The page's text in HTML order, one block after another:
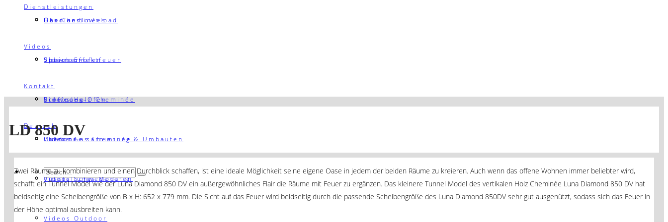
Händler Download
Gas-Cheminées
Speicher-ofen
Schweden-Ofen
Outdoor
Ausstellungs Modelle
Dienstleistungen
Über uns
Showroom
Eröffnung
Cheminée sarnierung & Umbauten
Videos
Videos Effektfeuer
Videos Holz Cheminée
Videos Gas Cheminée
Videos Schwedenöfen
Videos Outdoor
Kontakt
Deutsch
LD 850 DV
Zwei Räume zu kombinieren und einen Durchblick schaffen, ist eine ideale Möglichkeit seine eigene Oase in jedem der beiden Räume zu kreieren. Auch wenn das offene Wohnen immer beliebter wird,
schafft ein Tunnel Model wie der Luna Diamond 850 DV ein außergewöhnliches Flair die Räume mit Feuer zu ergänzen. Das kleinere Tunnel Model des vertikalen Holz Cheminée Luna Diamond 850 DV hat
beidseitig eine Scheibengröße von B x H: 652 x 779 mm. Die Sicht auf das Feuer wird beidseitig durch die passende Scheibengröße des Luna Diamond 850DV sehr gut ausgenützt, sodass sich das Feuer in
der Höhe optimal ausbreiten kann.